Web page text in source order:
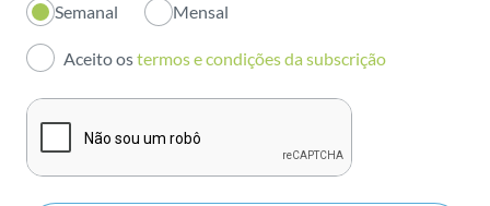
Investidores
Publicações
Semanal Mensal
Aceito ostermos e condições da subscrição